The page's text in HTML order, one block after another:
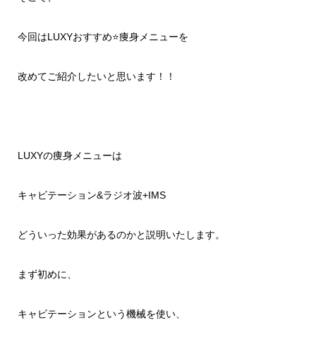
今回はLUXYおすすめ⭐️痩身メニューを
改めてご紹介したいと思います！！
LUXYの痩身メニューは
キャビテーション&ラジオ波+IMS
どういった効果があるのかと説明いたします。
まず初めに、
キャビテーションという機械を使い、